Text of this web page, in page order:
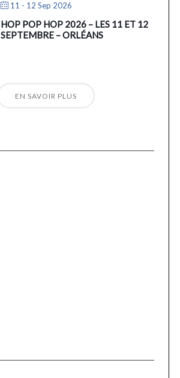
11 - 12 Sep 2026
HOP POP HOP 2026 – LES 11 ET 12
SEPTEMBRE – ORLÉANS
EN SAVOIR PLUS